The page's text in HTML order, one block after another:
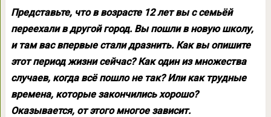
Представьте, что в возрасте 12 лет вы с семьёй
переехали в другой город. Вы пошли в новую школу,
и там вас впервые стали дразнить. Как вы опишите
этот период жизни сейчас? Как один из множества
случаев, когда всё пошло не так? Или как трудные
времена, которые закончились хорошо?
Оказывается, от этого многое зависит.